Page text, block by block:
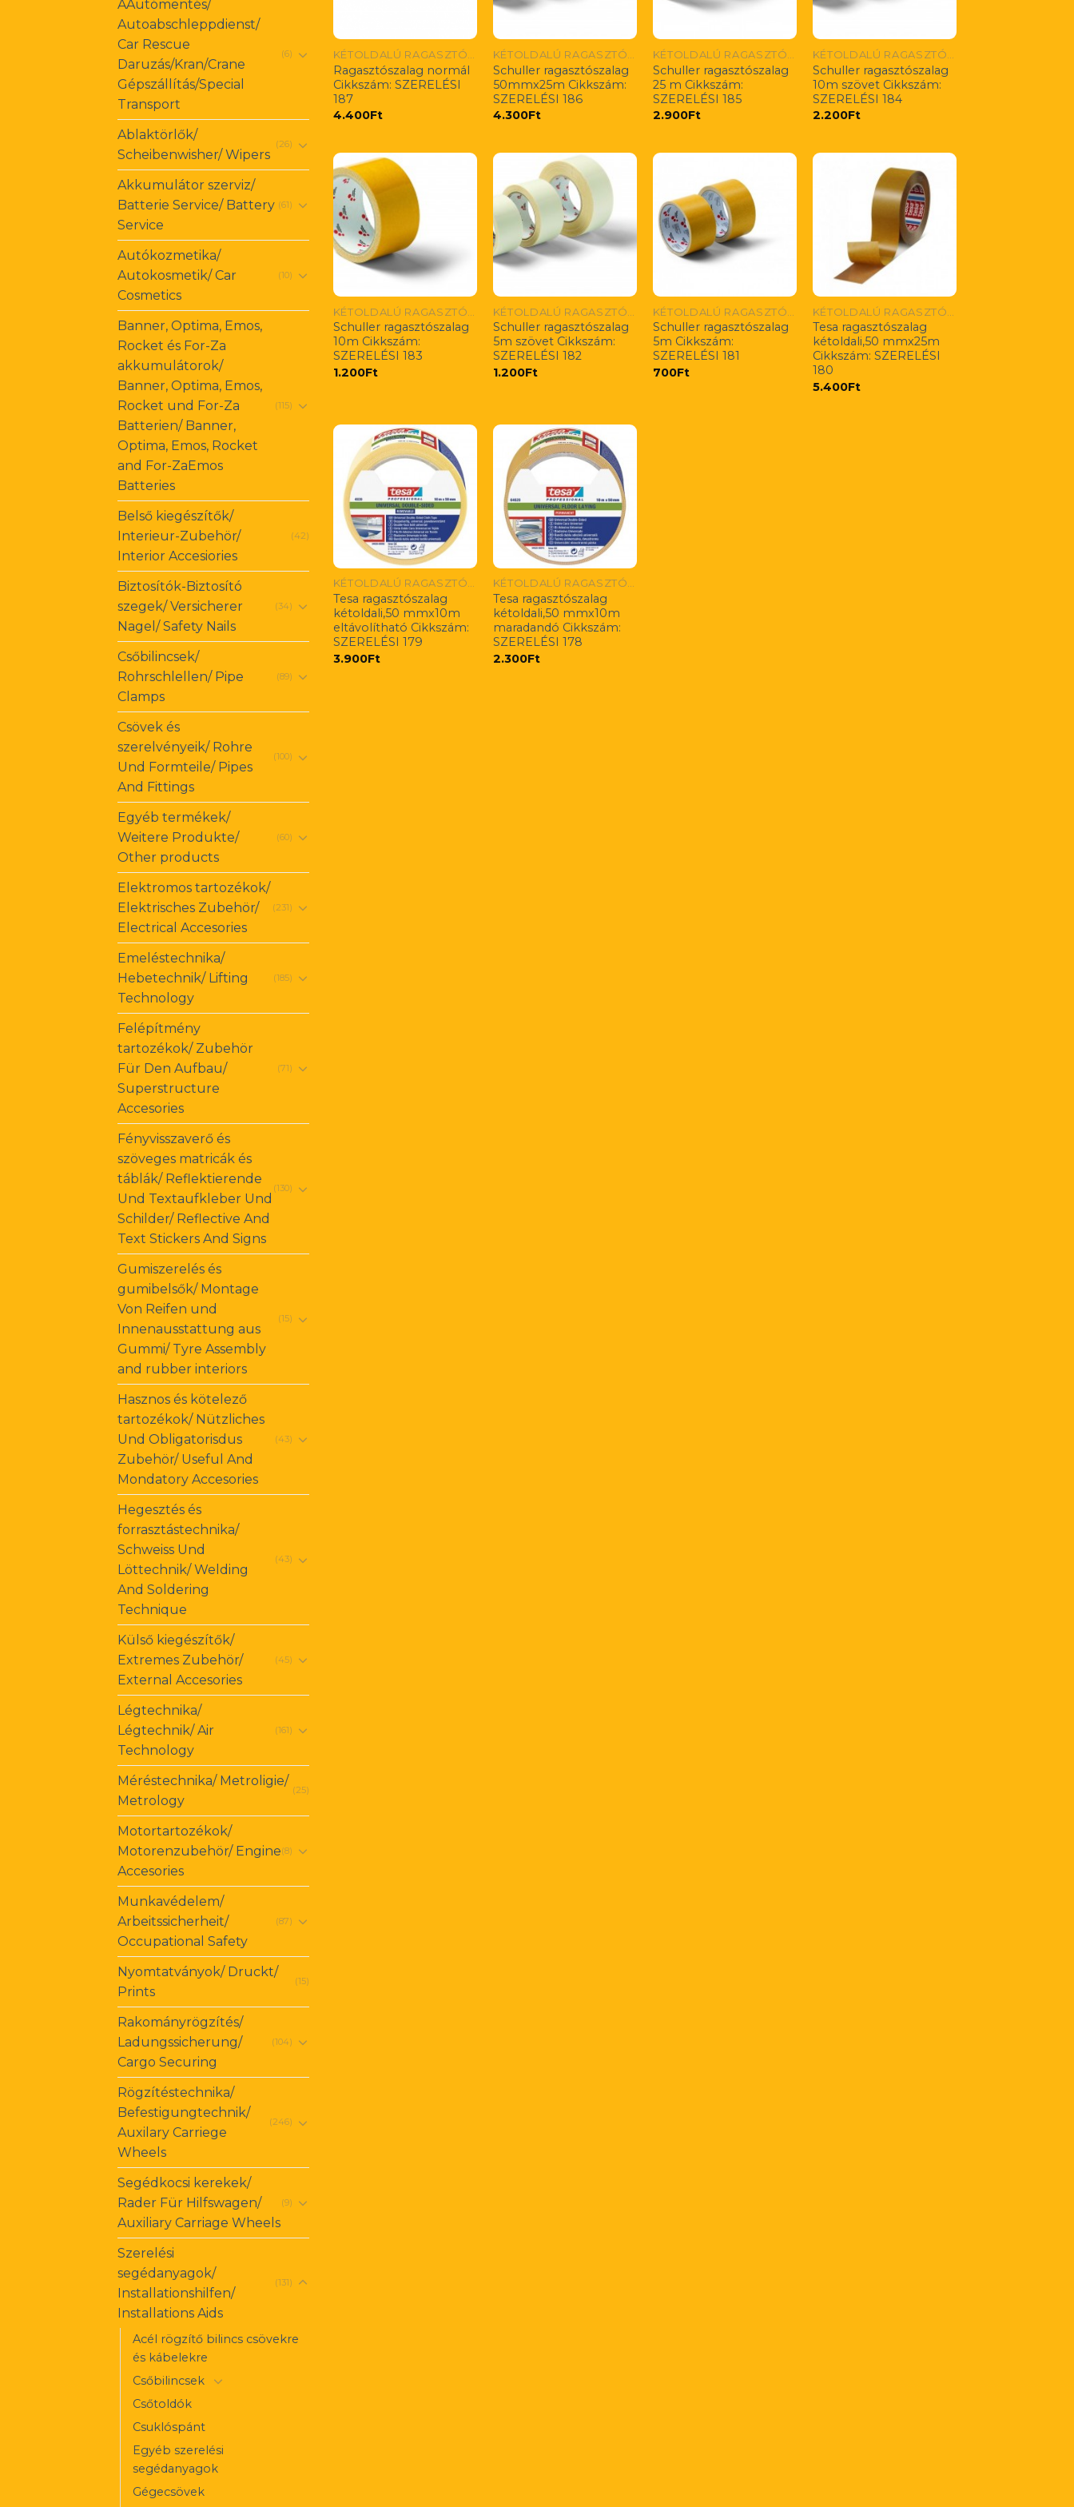
AAutómentés/
Autoabschleppdienst/
Car Rescue
Daruzás/Kran/Crane
Gépszállítás/Special
Transport
(6)
Ablaktörlők/
Scheibenwisher/ Wipers
(26)
Akkumulátor szerviz/
Batterie Service/ Battery
Service
(61)
Autókozmetika/
Autokosmetik/ Car
Cosmetics
(10)
Banner, Optima, Emos,
Rocket és For-Za
akkumulátorok/
Banner, Optima, Emos,
Rocket und For-Za
Batterien/ Banner,
Optima, Emos, Rocket
and For-ZaEmos
Batteries
(115)
Belső kiegészítők/
Interieur-Zubehör/
Interior Accesiories
(42)
Biztosítók-Biztosító
szegek/ Versicherer
Nagel/ Safety Nails
(34)
Csőbilincsek/
Rohrschlellen/ Pipe
Clamps
(89)
Csövek és
szerelvényeik/ Rohre
Und Formteile/ Pipes
And Fittings
(100)
Egyéb termékek/
Weitere Produkte/
Other products
(60)
Elektromos tartozékok/
Elektrisches Zubehör/
Electrical Accesories
(231)
Emeléstechnika/
Hebetechnik/ Lifting
Technology
(185)
Felépítmény
tartozékok/ Zubehör
Für Den Aufbau/
Superstructure
Accesories
(71)
Fényvisszaverő és
szöveges matricák és
táblák/ Reflektierende
Und Textaufkleber Und
Schilder/ Reflective And
Text Stickers And Signs
(130)
Gumiszerelés és
gumibelsők/ Montage
Von Reifen und
Innenausstattung aus
Gummi/ Tyre Assembly
and rubber interiors
(15)
Hasznos és kötelező
tartozékok/ Nützliches
Und Obligatorisdus
Zubehör/ Useful And
Mondatory Accesories
(43)
Hegesztés és
forrasztástechnika/
Schweiss Und
Löttechnik/ Welding
And Soldering
Technique
(43)
Külső kiegészítők/
Extremes Zubehör/
External Accesories
(45)
Légtechnika/
Légtechnik/ Air
Technology
(161)
Méréstechnika/ Metroligie/
Metrology
(25)
Motortartozékok/
Motorenzubehör/ Engine
Accesories
(8)
Munkavédelem/
Arbeitssicherheit/
Occupational Safety
(87)
Nyomtatványok/ Druckt/
Prints
(15)
Rakományrögzítés/
Ladungssicherung/
Cargo Securing
(104)
Rögzítéstechnika/
Befestigungtechnik/
Auxilary Carriege
Wheels
(246)
Segédkocsi kerekek/
Rader Für Hilfswagen/
Auxiliary Carriage Wheels
(9)
Szerelési
segédanyagok/
Installationshilfen/
Installations Aids
(131)
Acél rögzítő bilincs csövekre
és kábelekre
Csőbilincsek
Csőtoldók
Csuklóspánt
Egyéb szerelési
segédanyagok
Gégecsövek
Ragasztószalag normál
Cikkszám: SZERELÉSI
187
4.400Ft
Schuller ragasztószalag
50mmx25m Cikkszám:
SZERELÉSI 186
4.300Ft
Schuller ragasztószalag
25 m Cikkszám:
SZERELÉSI 185
2.900Ft
Schuller ragasztószalag
10m szövet Cikkszám:
SZERELÉSI 184
2.200Ft
Schuller ragasztószalag
10m Cikkszám:
SZERELÉSI 183
1.200Ft
Schuller ragasztószalag
5m szövet Cikkszám:
SZERELÉSI 182
1.200Ft
Schuller ragasztószalag
5m Cikkszám:
SZERELÉSI 181
700Ft
Tesa ragasztószalag
kétoldali,50 mmx25m
Cikkszám: SZERELÉSI
180
5.400Ft
KÉTOLDALÚ RAGASZTÓSZALAGOK
Tesa ragasztószalag
kétoldali,50 mmx10m
eltávolítható Cikkszám:
SZERELÉSI 179
3.900Ft
KÉTOLDALÚ RAGASZTÓSZALAGOK
Tesa ragasztószalag
kétoldali,50 mmx10m
maradandó Cikkszám:
SZERELÉSI 178
2.300Ft